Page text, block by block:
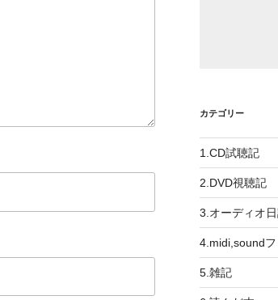
カテゴリー
1.CD試聴記
2.DVD視聴記
3.オーディオ
4.midi,sound
5.雑記